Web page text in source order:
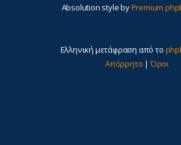
Absolution style byPremium
Ελληνική μετάφραση από το
Απόρρητο |Όροι